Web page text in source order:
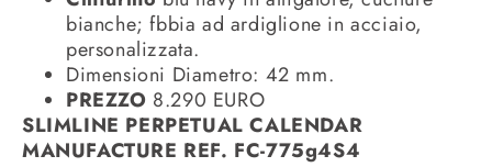
bianche; fbbia ad ardiglione in acciaio,
personalizzata.
Dimensioni Diametro: 42 mm.
PREZZO 8.290 EURO
SLIMLINE PERPETUAL CALENDAR
MANUFACTURE REF. FC-775g4S4